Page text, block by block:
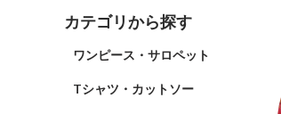
カテゴリから探す
ワンピース・サロペット
Tシャツ・カットソー